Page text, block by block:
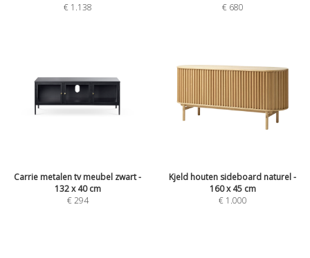
€ 1.138
€ 680
Carrie metalen tv meubel zwart -
132 x 40 cm
€294
Kjeld houten sideboard naturel -
160 x 45 cm
€ 1.000